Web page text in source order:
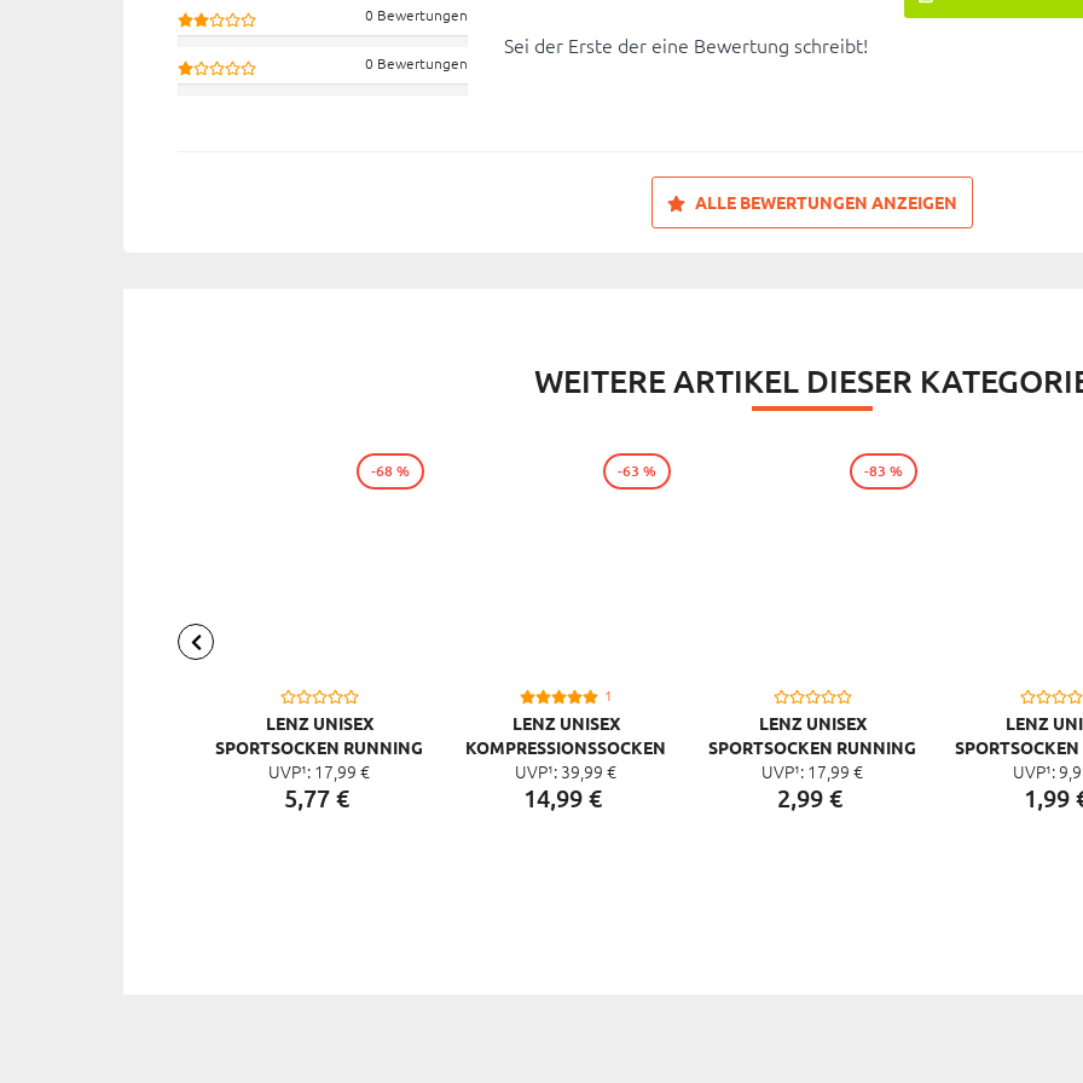
0 Bewertungen
0 Bewertungen
Sei der Erste der eine Bewertung schreibt!
ALLE BEWERTUNGEN ANZEIGEN
WEITERE ARTIKEL DIESER
LENZ UNISEX
SPORTSOCKEN RUNNING
4.0
UVP¹: 17, 99 €
5,77 €
-68 %
1
LENZ UNISEX
KOMPRESSIONSSOCKEN
3.0 MERINO
UVP¹: 39, 99 €
14,99€
-63 %
LENZ UNISEX
SPORTSOCKEN RUNNING
4.0, WEISS
UVP¹: 17, 99 €
2,99 €
-83 %
LENZ
1.0,
UVP¹: 9,
1,99